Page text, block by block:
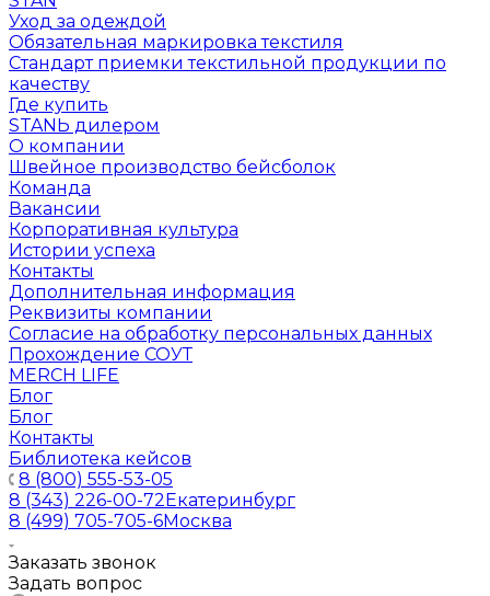
Уход за одеждой
Обязательная маркировка текстиля
Стандарт приемки текстильной продукции по
качеству
Где купить
STANЬ дилером
О компании
Швейное производство бейсболок
Команда
Вакансии
Корпоративная культура
Истории успеха
Контакты
Дополнительная информация
Реквизиты компании
Согласие на обработку персональных данных
Прохождение СОУТ
MERCH LIFE
Блог
Блог
Контакты
Библиотека кейсов
8 (800) 555-53-05
8 (343) 226-00-72Екатеринбург
8 (499) 705-705-6Москва
Заказать звонок
Задать вопрос